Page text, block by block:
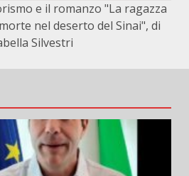
e il romanzo "La ragazza
nel deserto del Sinai", di
Silvestri